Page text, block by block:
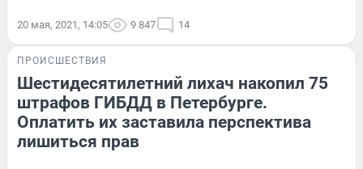
20 мая, 2021, 14:05 9 847 14
ПРОИСШЕСТВИЯ
Шестидесятилетний лихач накопил 75
штрафов ГИБДД в Петербурге.
Оплатить их заставила перспектива
лишиться прав